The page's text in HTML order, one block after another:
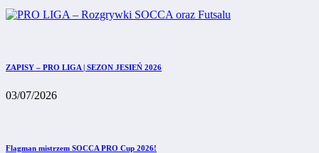
ZAPISY – PRO LIGA | SEZON JESIEŃ 2026
03/07/2026
Flagman mistrzem SOCCA PRO Cup 2026!